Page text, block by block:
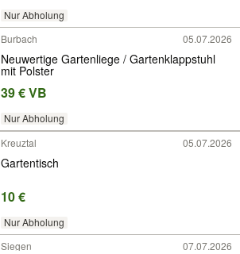
Nur Abholung
Burbach 05.07.2026
Neuwertige Gartenliege / Gartenklappstuhl
mit Polster
39 € VB
Nur Abholung
Kreuztal
05.07.2026
Gartentisch
10 €
Nur Abholung
Siegen 07.07.2026